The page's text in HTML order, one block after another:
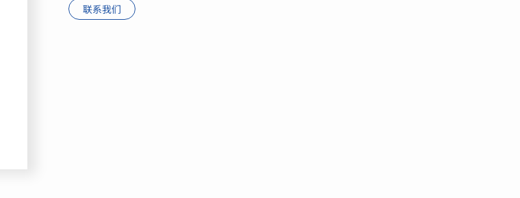
联系我们